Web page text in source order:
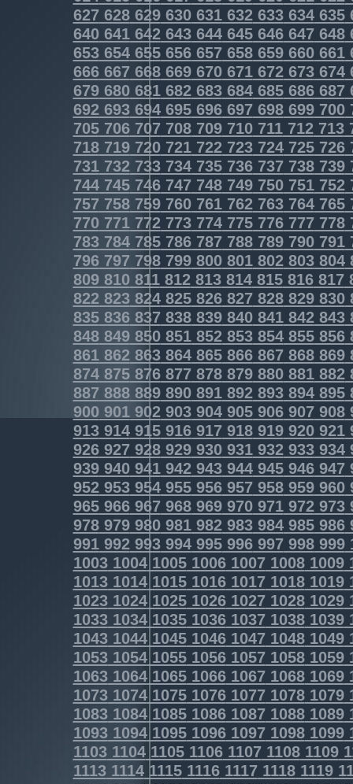
627628629630631632633634635
640641642643644645646647648
653654655656657658659660661
666667668669670671672673674
679680681682683684685686687
692693694695696697698699700
705706707708709710711712713
718719720721722723724725726
731732733734735736737738739
744745746747748749750751752
757 758759760761762763764765
770771772773774775776777778
783784785786787788789790791
796797 798799800801802803804
809810 811812813814815816817
822823824825826827828829830
835836837838839840841842843
848849850851852853854855856
861862863864865866867868869
874875876877878879880881882
887 888889890891892893894895
900 901902903904905906907908
913914915916917918919920921
926927928929930931932933934
939940941942943944945946947
952953954955956957958959960
965966967968969970971972973
978979980981982983984985986
991992993994995996997998999
1003100410051006100710081009
1013101410151016101710181019
1023102410251026102710281029
1033103410351036103710381039
1043104410451046104710481049
1053105410551056105710581059
1063106410651066106710681069
1073107410751076107710781079
1083108410851086108710881089
1093109410951096109710981099
1103110411051106110711081109
1113111411151116111711181119